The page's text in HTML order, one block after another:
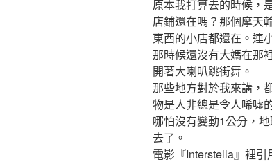
原本我打算去的時候，
店鋪還在嗎？那個摩天
東西的小店都還在。連
那時候還沒有大媽在那
開著大喇叭跳街舞。
那些地方對於我來講，
物是人非總是令人唏噓
哪怕沒有變動1公分，
去了。
電影『Interstella』裡